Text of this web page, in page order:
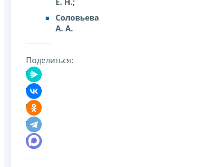
Соловьева
А. А.
Поделиться: